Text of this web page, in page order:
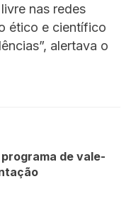
nas redes
ético e científico
alertava o
de vale-